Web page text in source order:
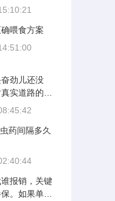
直接说具体
喂食方案
劲儿还没
实道路的考
上路，最怕
陌生。磨合
速控制在200
，时速尽量
活塞和气缸
精细贴合。
药间隔多久
报销，关键
。如果单位